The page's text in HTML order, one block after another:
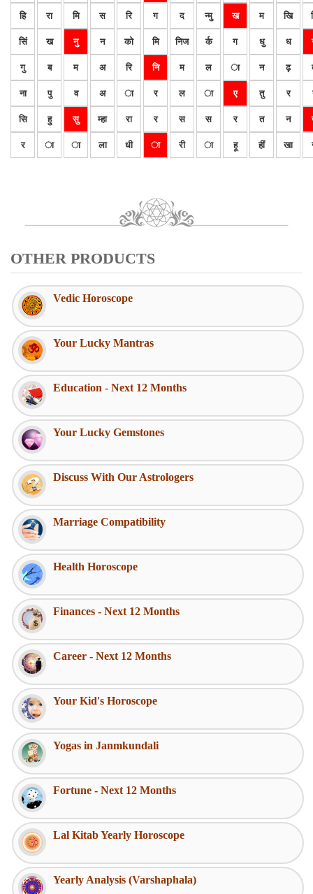
हि रा मि स रि ग द न्मु ख म खि
सिं ख नु न को मि निज र्क ग धु ध
गु ब म अ रि नि म ल ा न ढ़
ना पु व अ ा र ल ा ए तु र
सि हु सु म्हा रा र स स र त न
र ा ा ला धी ा री ा हू हीं खा
OTHER PRODUCTS
Vedic Horoscope
Your Lucky Mantras
Education - Next 12 Months
Your Lucky Gemstones
Discuss With Our Astrologers
Marriage Compatibility
Health Horoscope
Finances - Next 12 Months
Career - Next 12 Months
Your Kid's Horoscope
Yogas in Janmkundali
Fortune - Next 12 Months
Lal Kitab Yearly Horoscope
Yearly Analysis (Varshaphala)